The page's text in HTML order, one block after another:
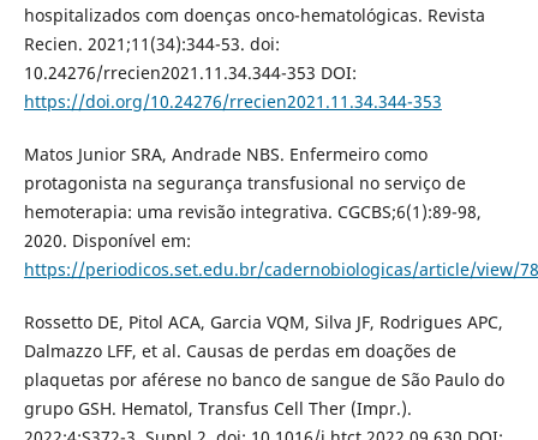
hospitalizados com doenças onco-hematológicas. Revista
Recien. 2021;11(34):344-53. doi:
10.24276/rrecien2021.11.34.344-353 DOI:
https://doi.org/10.24276/rrecien2021.11.34.344-353
Matos Junior SRA, Andrade NBS. Enfermeiro como
protagonista na segurança transfusional no serviço de
hemoterapia: uma revisão integrativa. CGCBS;6(1):89-98,
2020. Disponível em:
https://periodicos.set.edu.br/cadernobiologicas/article/view/
Rossetto DE, Pitol ACA, Garcia VQM, Silva JF, Rodrigues APC,
Dalmazzo LFF, et al. Causas de perdas em doações de
plaquetas por aférese no banco de sangue de São Paulo do
grupo GSH. Hematol, Transfus Cell Ther (Impr.).